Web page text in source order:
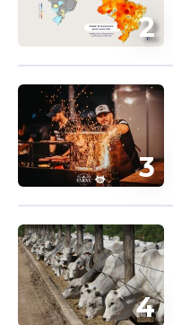
2
3
4